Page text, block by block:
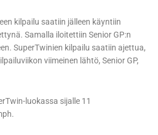
kilpailu saatiin jälleen käyntiin
Samalla iloitettiin Senior GP:n
SuperTwinien kilpailu saatiin ajettua,
viimeinen lähtö, Senior GP,
luokassa sijalle 11